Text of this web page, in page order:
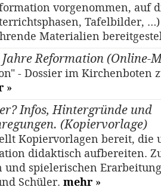
vorgenommen, auf
Tafelbilder,
Materialien
Jahre Reformation (Online-
- Dossier im Kirchenboten
»
Infos, Hintergründe und
(Kopiervorlage)
Kopiervorlagen bereit, die
didaktisch aufbereiten.
und spielerischen
Schüler. mehr »